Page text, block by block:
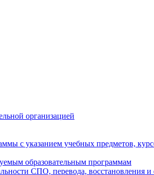
организацией
с указанием учебных предметов,
образовательным программам
СПО, перевода, восстановления и